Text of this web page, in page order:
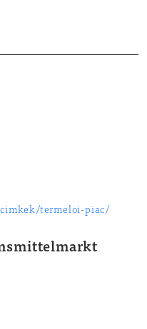
termeloi-piac/